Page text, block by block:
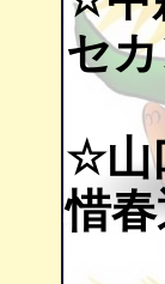
セ
☆山
惜